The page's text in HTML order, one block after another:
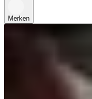
Merken